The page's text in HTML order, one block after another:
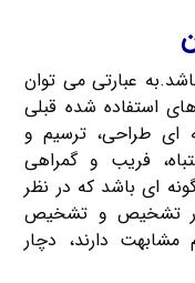
عبارتی می توان
استفاده شده قبلی
ای طراحی، ترسیم و
فریب و گمراهی
ای باشد که در نظر
در تشخیص و تشخیص
دارند، دچار